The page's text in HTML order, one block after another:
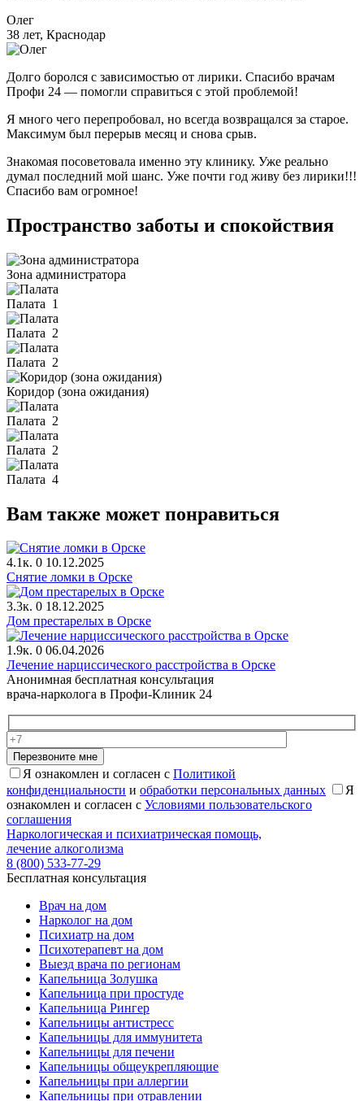
Олег
38 лет, Краснодар
Долго боролся с зависимостью от лирики. Спасибо врачам
Профи 24 — помогли справиться с этой проблемой!
Я много чего перепробовал, но всегда возвращался за старое.
Максимум был перерыв месяц и снова срыв.
Знакомая посоветовала именно эту клинику. Уже реально
думал последний мой шанс. Уже почти год живу без лирики!!!
Спасибо вам огромное!
Пространство заботы и спокойствия
Зона администратора
Палата 1
Палата 2
Палата 2
Коридор (зона ожидания)
Палата 2
Палата 2
Палата 4
Вам также может понравиться
4.1к. 0 10.12.2025
Снятие ломки в Орске
3.3к. 0 18.12.2025
Дом престарелых в Орске
1.9к. 0 06.04.2026
Лечение нарциссического расстройства в Орске
Анонимная бесплатная консультация
врача-нарколога в Профи-Клиник 24
Перезвоните мне
Я ознакомлен и согласен с Политикой
конфиденциальности и обработки персональных данных
Я
ознакомлен и согласен с Условиями пользовательского
соглашения
Наркологическая и психиатрическая помощь,
лечение алкоголизма
8 (800) 533-77-29
Бесплатная консультация
Врач на дом
Нарколог на дом
Психиатр на дом
Психотерапевт на дом
Выезд врача по регионам
Капельница Золушка
Капельница при простуде
Капельница Рингер
Капельницы антистресс
Капельницы для иммунитета
Капельницы для печени
Капельницы общеукрепляющие
Капельницы при аллергии
Капельницы при отравлении